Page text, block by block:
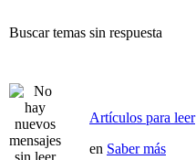
Buscar temas sin respuesta
Artículos para leer
en Saber más